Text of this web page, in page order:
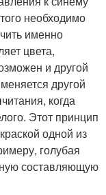
необходимо
именно
цвета,
и другой
другой
когда
Этот принцип
одной из
голубая
составляющую